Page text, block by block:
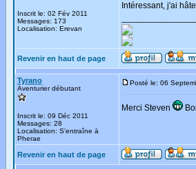
Inscrit le: 02 Fév 2011
Messages: 173
Localisation: Erevan
Intéressant, j'ai
Revenir en haut de page
Tyrano
Aventurier débutant
Inscrit le: 09 Déc 2011
Messages: 28
Localisation: S'entraîne à
Pherae
Posté le: 06
Merci Steven
Revenir en haut de page